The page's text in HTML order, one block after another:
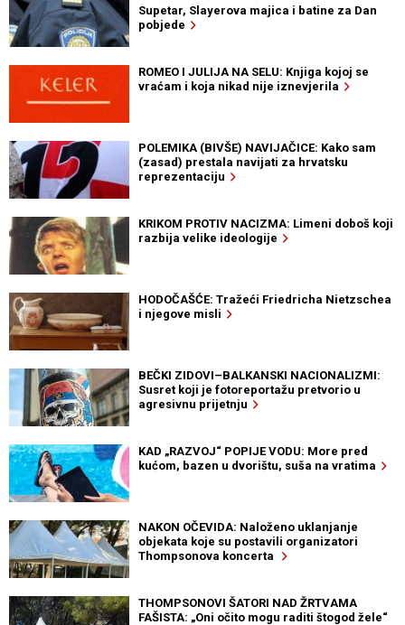
Supetar, Slayerova majica i batine za Dan
pobjede
ROMEO I JULIJA NA SELU: Knjiga kojoj se
vraćam i koja nikad nije iznevjerila
POLEMIKA (BIVŠE) NAVIJAČICE: Kako sam
(zasad) prestala navijati za hrvatsku
reprezentaciju
KRIKOM PROTIV NACIZMA: Limeni doboš koji
razbija velike ideologije
HODOČAŠĆE: Tražeći Friedricha Nietzschea
i njegove misli
BEČKI ZIDOVI–BALKANSKI NACIONALIZMI:
Susret koji je fotoreportažu pretvorio u
agresivnu prijetnju
KAD „RAZVOJ“ POPIJE VODU: More pred
kućom, bazen u dvorištu, suša na vratima
NAKON OČEVIDA: Naloženo uklanjanje
objekata koje su postavili organizatori
Thompsonova koncerta
THOMPSONOVI ŠATORI NAD ŽRTVAMA
FAŠISTA: „Oni očito mogu raditi štogod žele“